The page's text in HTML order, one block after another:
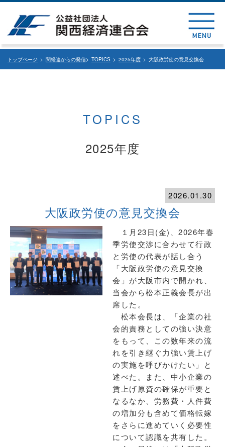
トップページ > 関経連からの発信> TOPICS > 2025年度 > 大阪政労使の意見交換会
TOPICS
2025年度
2026.01.30
大阪政労使の意見交換会
１月23日(金)、2026年春
季労使交渉に合わせて行政
と労使の代表が話し合う
「大阪政労使の意見交換
会」が大阪市内で開かれ、
当会から松本正義会長が出
席した。
松本会長は、「企業の社
会的責務としての強い決意
をもって、この数年来の流
れを引き継ぐ力強い賃上げ
の実施を呼びかけたい」と
述べた。また、中小企業の
賃上げ原資の確保が重要と
なるなか、労務費・人件費
の増加分も含めて価格転嫁
をさらに進めていく必要性
について認識を共有した。